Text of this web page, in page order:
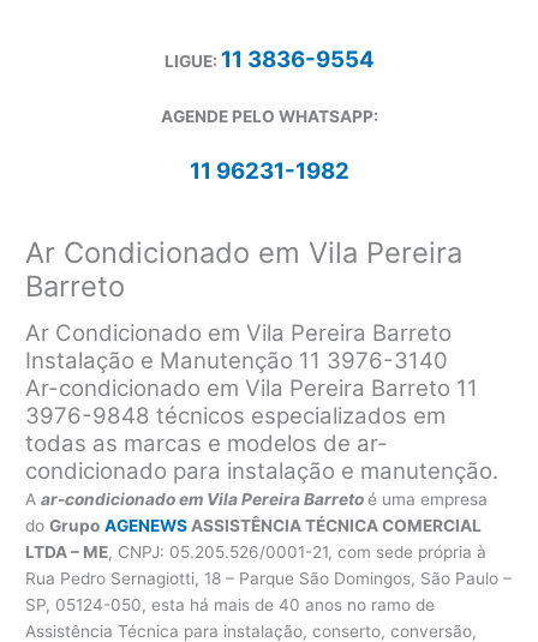
LIGUE: 11 3836-9554
AGENDE PELO WHATSAPP:
11 96231-1982
Ar Condicionado em Vila Pereira
Barreto
Ar Condicionado em Vila Pereira Barreto
Instalação e Manutenção 11 3976-3140
Ar-condicionado em Vila Pereira Barreto 11
3976-9848 técnicos especializados em
todas as marcas e modelos de ar-
condicionado para instalação e manutenção.
Aar-condicionado em Vila Pereira Barretoé uma empresa
doGrupo AGENEWS ASSISTÊNCIA TÉCNICA COMERCIAL
LTDA – ME, CNPJ: 05.205.526/0001-21, com sede própria à
Rua Pedro Sernagiotti, 18 – Parque São Domingos, São Paulo –
SP, 05124-050, esta há mais de 40 anos no ramo de
Assistência Técnica para instalação, conserto, conversão,